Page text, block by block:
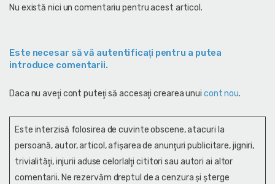
Nu există nici un comentariu pentru acest articol.
Este necesar să vă autentificaţi pentru a putea
introduce comentarii.
Daca nu aveţi cont puteţi să accesaţi crearea unui cont nou.
Este interzisă folosirea de cuvinte obscene, atacuri la
persoană, autor, articol, afişarea de anunţuri publicitare, jigniri,
trivialităţi, injurii aduse celorlalţi cititori sau autori ai altor
comentarii. Ne rezervăm dreptul de a cenzura și şterge